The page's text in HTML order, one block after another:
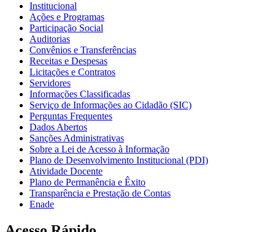
Institucional
Ações e Programas
Participação Social
Auditorias
Convênios e Transferências
Receitas e Despesas
Licitações e Contratos
Servidores
Informações Classificadas
Serviço de Informações ao Cidadão (SIC)
Perguntas Frequentes
Dados Abertos
Sanções Administrativas
Sobre a Lei de Acesso à Informação
Plano de Desenvolvimento Institucional (PDI)
Atividade Docente
Plano de Permanência e Êxito
Transparência e Prestação de Contas
Enade